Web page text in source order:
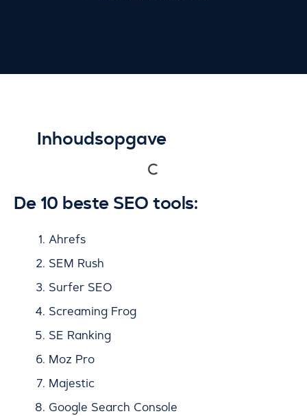
De 10 beste SEO tools:
Ahrefs
SEM Rush
Surfer SEO
Screaming Frog
SE Ranking
Moz Pro
Majestic
Google Search Console
Inhoudsopgave